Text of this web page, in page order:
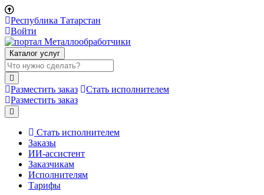
Республика Татарстан
Войти
Каталог услуг
Разместить заказ
Стать исполнителем
Разместить заказ
Стать исполнителем
Заказы
ИИ-ассистент
Заказчикам
Исполнителям
Тарифы